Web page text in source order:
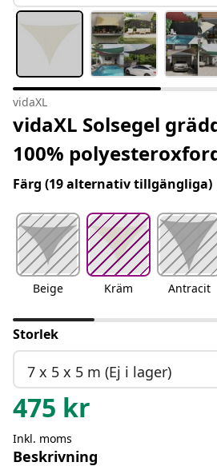
vidaXL
vidaXL Solsegel
100%
Färg (19 alternativ tillgängliga)
Beige Kräm Antracit
Storlek
7 x 5 x 5 m (Ej i lager)
475 kr
Inkl. moms
Beskrivning